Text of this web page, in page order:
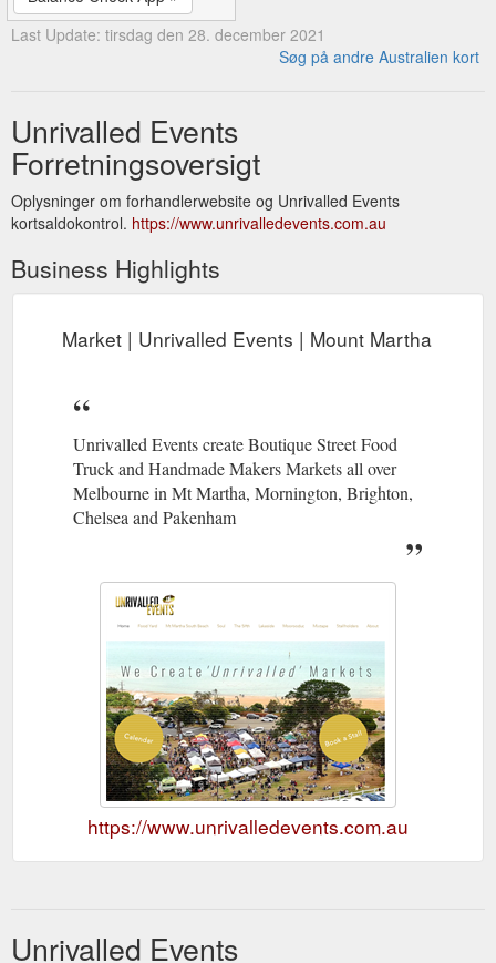
Last Update: tirsdag den 28. december 2021
Søg på andre Australien kort
Unrivalled Events
Forretningsoversigt
Oplysninger om forhandlerwebsite og Unrivalled Events
kortsaldokontrol. https://www.unrivalledevents.com.au
Business Highlights
Market | Unrivalled Events | Mount Martha
Unrivalled Events create Boutique Street Food
Truck and Handmade Makers Markets all over
Melbourne in Mt Martha, Mornington, Brighton,
Chelsea and Pakenham
https://www.unrivalledevents.com.au
Unrivalled Events